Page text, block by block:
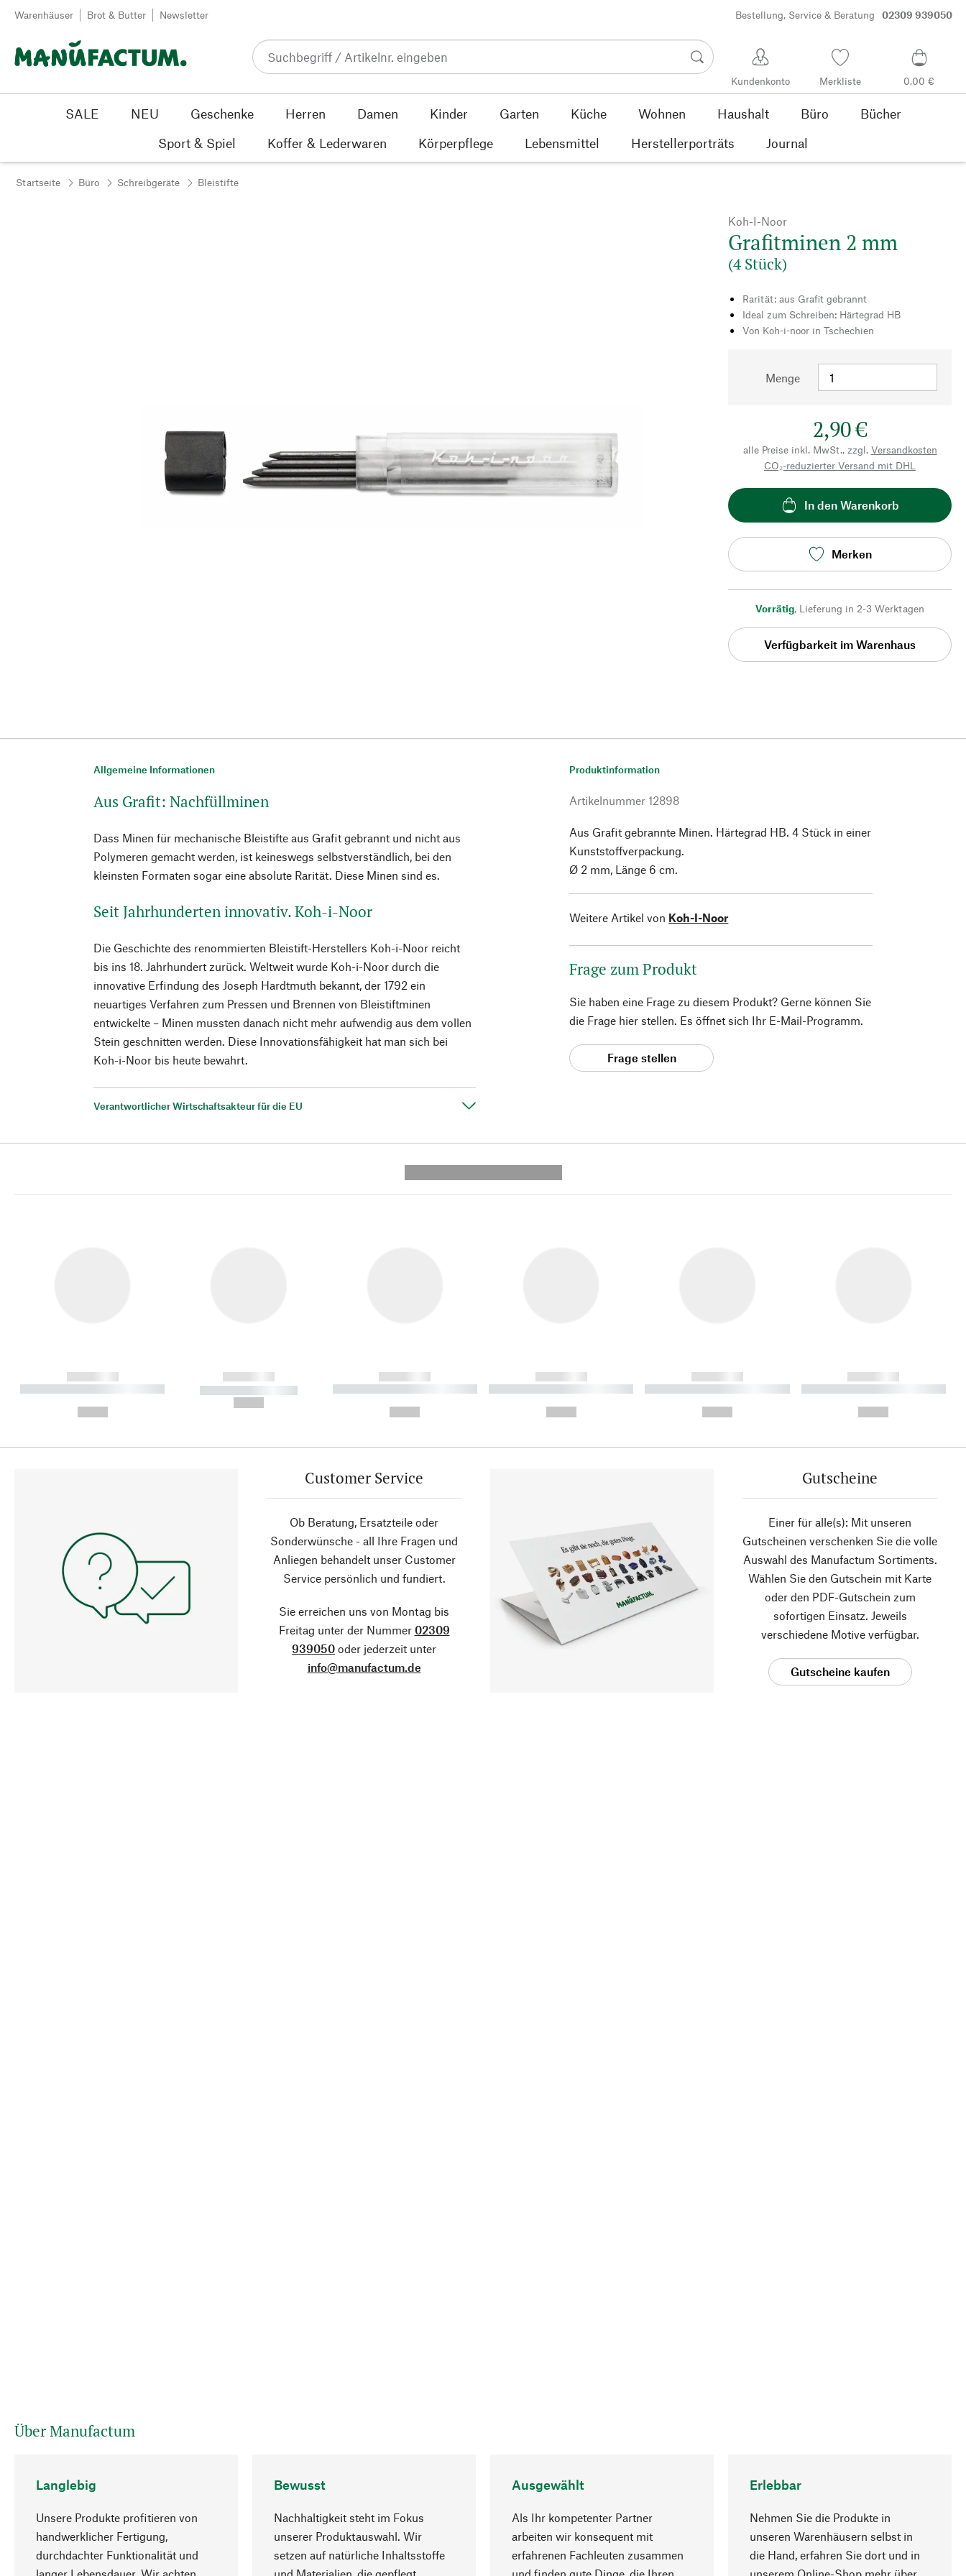
Zum Inhalt springen
Warenhäuser Brot & Butter Newsletter Bestellung, Service & Beratung 02309 939050
Kundenkonto Merkliste 0,00 €
SALE NEU Geschenke Herren Damen Kinder Garten Küche Wohnen Haushalt Büro
Bücher
Sport & Spiel
Koffer & Lederwaren Körperpflege Lebensmittel Herstellerporträts Journal
Startseite Büro Schreibgeräte Bleistifte
Koh-I-Noor
Grafitminen 2 mm
(4 Stück)
Rarität: aus Grafit gebrannt
Ideal zum Schreiben: Härtegrad HB
Von Koh-i-noor in Tschechien
Menge
2,90 €
alle Preise inkl. MwSt., zzgl. Versandkosten
CO₂-reduzierter Versand mit DHL
In den Warenkorb
Merken
Vorrätig, Lieferung in 2-3 Werktagen
Verfügbarkeit im Warenhaus
Allgemeine Informationen
Aus Grafit: Nachfüllminen
Dass Minen für mechanische Bleistifte aus Grafit gebrannt und nicht aus
Polymeren gemacht werden, ist keineswegs selbstverständlich, bei den
kleinsten Formaten sogar eine absolute Rarität. Diese Minen sind es.
Seit Jahrhunderten innovativ. Koh-i-Noor
Die Geschichte des renommierten Bleistift-Herstellers Koh-i-Noor reicht
bis ins 18. Jahrhundert zurück. Weltweit wurde Koh-i-Noor durch die
innovative Erfindung des Joseph Hardtmuth bekannt, der 1792 ein
neuartiges Verfahren zum Pressen und Brennen von Bleistiftminen
entwickelte – Minen mussten danach nicht mehr aufwendig aus dem vollen
Stein geschnitten werden. Diese Innovationsfähigkeit hat man sich bei
Koh-i-Noor bis heute bewahrt.
Verantwortlicher Wirtschaftsakteur für die EU
Produktinformation
Artikelnummer 12898
Aus Grafit gebrannte Minen. Härtegrad HB. 4 Stück in einer
Kunststoffverpackung.
Ø 2 mm, Länge 6 cm.
Weitere Artikel von Koh-I-Noor
Frage zum Produkt
Sie haben eine Frage zu diesem Produkt? Gerne können Sie
die Frage hier stellen. Es öffnet sich Ihr E-Mail-Programm.
Frage stellen
------------
----------- ----------- ----------
------------
----------- -----------
------------
----------- ----------- ----------
------------
----------- ----------- ----------
------------
----------- ----------- ----------
------------
----------- ----------- ----------
Customer Service
Ob Beratung, Ersatzteile oder
Sonderwünsche - all Ihre Fragen und
Anliegen behandelt unser Customer
Service persönlich und fundiert.
Sie erreichen uns von Montag bis
Freitag unter der Nummer 02309
939050 oder jederzeit unter
info@manufactum.de
Gutscheine
Einer für alle(s): Mit unseren
Gutscheinen verschenken Sie die volle
Auswahl des Manufactum Sortiments.
Wählen Sie den Gutschein mit Karte
oder den PDF-Gutschein zum
sofortigen Einsatz. Jeweils
verschiedene Motive verfügbar.
Gutscheine kaufen
Über Manufactum
Langlebig
Unsere Produkte profitieren von
handwerklicher Fertigung,
durchdachter Funktionalität und
Bewusst
Nachhaltigkeit steht im Fokus
unserer Produktauswahl. Wir
setzen auf natürliche Inhaltsstoffe
Ausgewählt
Als Ihr kompetenter Partner
arbeiten wir konsequent mit
erfahrenen Fachleuten zusammen
Erlebbar
Nehmen Sie die Produkte in
unseren Warenhäusern selbst in
die Hand, erfahren Sie dort und in